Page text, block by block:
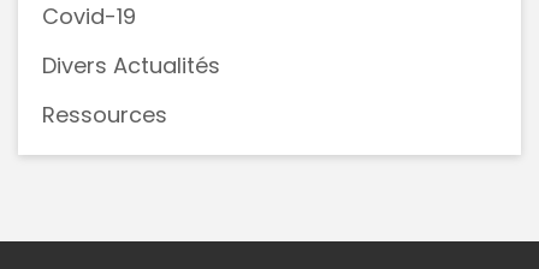
Covid-19
Divers Actualités
Ressources